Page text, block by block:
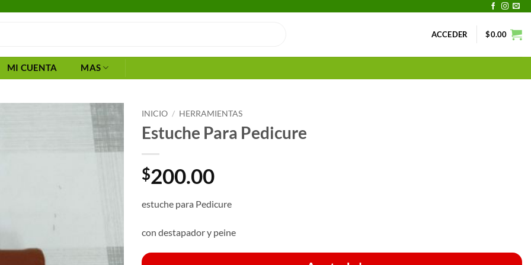
ACCEDER $0.00
MI CUENTA MAS
INICIO / HERRAMIENTAS
Estuche Para Pedicure
$200.00
estuche para Pedicure
con destapador y peine